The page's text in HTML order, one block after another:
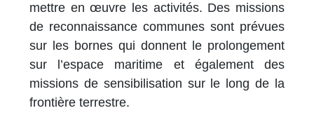
mettre en œuvre les activités. Des missions
de reconnaissance communes sont prévues
sur les bornes qui donnent le prolongement
sur l’espace maritime et également des
missions de sensibilisation sur le long de la
frontière terrestre.